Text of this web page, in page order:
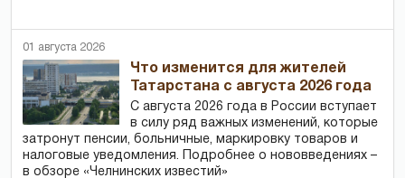
01 августа 2026
Что изменится для жителей
Татарстана с августа 2026 года
С августа 2026 года в России вступает
в силу ряд важных изменений, которые
затронут пенсии, больничные, маркировку товаров и
налоговые уведомления. Подробнее о нововведениях –
в обзоре «Челнинских известий»